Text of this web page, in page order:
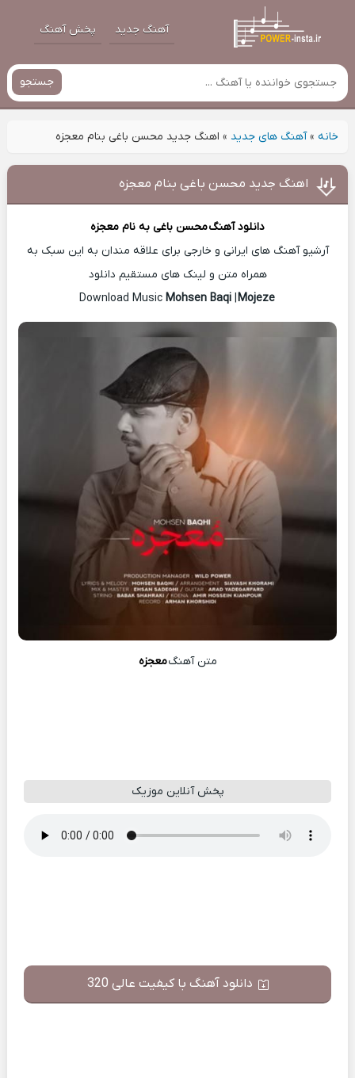
آهنگ جدید پخش آهنگ
جستجو
خانه»آهنگ های جدید » اهنگ جدید محسن باغی بنام معجزه
اهنگ جدید محسن باغی بنام معجزه
دانلود آهنگمحسن باغی به نام معجزه
آرشیو آهنگ های ایرانی و خارجی برای علاقه مندان به این سبک به
همراه متن و لینک های مستقیم دانلود
Mohsen Baqi |Mojeze
متن آهنگمعجزه
پخش آنلاین موزیک
دانلود آهنگ با کیفیت عالی 320